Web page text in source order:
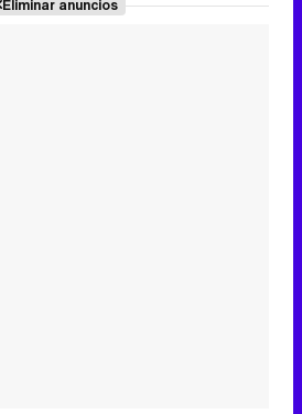
Eliminar anuncios